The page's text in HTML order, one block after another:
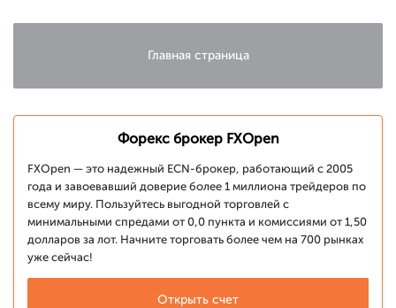
Главная страница
Форекс брокер FXOpen
FXOpen — это надежный ECN-брокер, работающий с 2005
года и завоевавший доверие более 1 миллиона трейдеров по
всему миру. Пользуйтесь выгодной торговлей с
минимальными спредами от 0,0 пункта и комиссиями от 1,50
долларов за лот. Начните торговать более чем на 700 рынках
уже сейчас!
Открыть счет